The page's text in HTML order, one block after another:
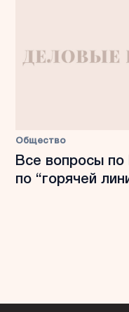
Общество
Все вопросы
по “горячей